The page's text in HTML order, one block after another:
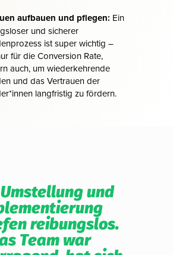
aufbauen und pflegen: Ein
und sicherer
ist super wichtig –
für die Conversion Rate,
auch, um wiederkehrende
und das Vertrauen der
langfristig zu fördern.
und
reibungslos.
Team war